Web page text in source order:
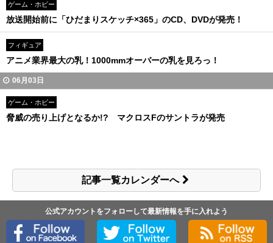
ゲーム・ホビー
放送開始前に「ひだまりスケッチ×365」のCD、DVDが発売！
フィギュア
アニメ業界最大の乳！1000mmオーバーの乳を見ろっ！
06月03日
ゲーム・ホビー
脅威の売り上げとなるか!? マクロスFのサントラが発売
記事一覧カレンダーへ
公式アカウントをフォローして最新情報を手に入れよう